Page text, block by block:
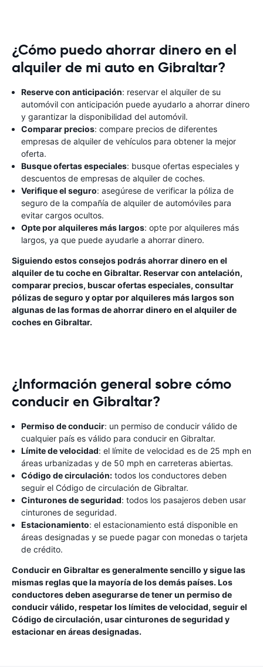
¿Cómo puedo ahorrar dinero en el
alquiler de mi auto en Gibraltar?
Reserve con anticipación: reservar el alquiler de su
automóvil con anticipación puede ayudarlo a ahorrar dinero
y garantizar la disponibilidad del automóvil.
Comparar precios: compare precios de diferentes
empresas de alquiler de vehículos para obtener la mejor
oferta.
Busque ofertas especiales: busque ofertas especiales y
descuentos de empresas de alquiler de coches.
Verifique el seguro: asegúrese de verificar la póliza de
seguro de la compañía de alquiler de automóviles para
evitar cargos ocultos.
Opte por alquileres más largos: opte por alquileres más
largos, ya que puede ayudarle a ahorrar dinero.
Siguiendo estos consejos podrás ahorrar dinero en el
alquiler de tu coche en Gibraltar. Reservar con antelación,
comparar precios, buscar ofertas especiales, consultar
pólizas de seguro y optar por alquileres más largos son
algunas de las formas de ahorrar dinero en el alquiler de
coches en Gibraltar.
¿Información general sobre cómo
conducir en Gibraltar?
Permiso de conducir: un permiso de conducir válido de
cualquier país es válido para conducir en Gibraltar.
Límite de velocidad: el límite de velocidad es de 25 mph en
áreas urbanizadas y de 50 mph en carreteras abiertas.
Código de circulación: todos los conductores deben
seguir el Código de circulación de Gibraltar.
Cinturones de seguridad: todos los pasajeros deben usar
cinturones de seguridad.
Estacionamiento: el estacionamiento está disponible en
áreas designadas y se puede pagar con monedas o tarjeta
de crédito.
Conducir en Gibraltar es generalmente sencillo y sigue las
mismas reglas que la mayoría de los demás países. Los
conductores deben asegurarse de tener un permiso de
conducir válido, respetar los límites de velocidad, seguir el
Código de circulación, usar cinturones de seguridad y
estacionar en áreas designadas.